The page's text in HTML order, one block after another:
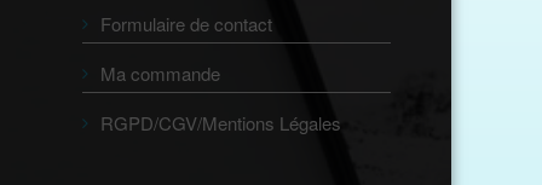
Formulaire de contact
Ma commande
RGPD/CGV/Mentions Légales